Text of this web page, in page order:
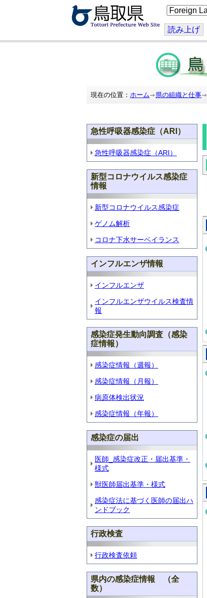
こ
の
ジ
を
翻
訳
す
る
読み上げ
現在の位置： ホーム 県の組織と仕事
急性呼吸器感染症（ARI）
急性呼吸器感染症（ARI）
新型コロナウイルス感染症
情報
新型コロナウイルス感染症
ゲノム解析
コロナ下水サーベイランス
インフルエンザ情報
インフルエンザ
インフルエンザウイルス検査情
報
感染症発生動向調査（感染
症情報）
感染症情報（週報）
感染症情報（月報）
病原体検出状況
感染症情報（年報）
感染症の届出
医師_感染症改正・届出基準・
様式
獣医師届出基準・様式
感染症法に基づく医師の届出ハ
ンドブック
行政検査
行政検査依頼
県内の感染症情報 （全
数）